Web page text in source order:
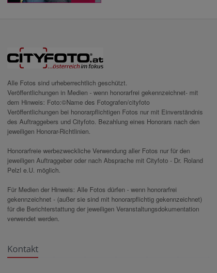
Alle Fotos sind urheberrechtlich geschützt.
Veröffentlichungen in Medien - wenn honorarfrei gekennzeichnet- mit
dem Hinweis: Foto:©Name des Fotografen/cityfoto
Veröffentlichungen bei honorarpflichtigen Fotos nur mit Einverständnis
des Auftraggebers und Cityfoto. Bezahlung eines Honorars nach den
jeweiligen Honorar-Richtlinien.
Honorarfreie werbezweckliche Verwendung aller Fotos nur für den
jeweiligen Auftraggeber oder nach Absprache mit Cityfoto - Dr. Roland
Pelzl e.U. möglich.
Für Medien der Hinweis: Alle Fotos dürfen - wenn honorarfrei
gekennzeichnet - (außer sie sind mit honorarpflichtig gekennzeichnet)
für die Berichterstattung der jeweiligen Veranstaltungsdokumentation
verwendet werden.
Kontakt